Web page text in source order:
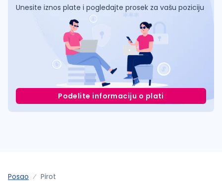
Unesite iznos plate i pogledajte prosek za vašu poziciju
Podelite informaciju o plati
Posao Pirot